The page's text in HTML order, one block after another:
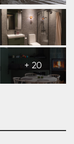
+ 20
Visa
alla
bilder